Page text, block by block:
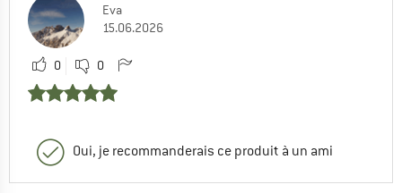
Eva
15.06.2026
0 0
Oui, je recommanderais ce produit à un ami